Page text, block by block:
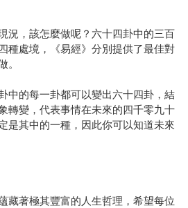
況，該怎麼做呢？六十四卦中的三百
種處境，《易經》分別提供了最佳對
。
中的每一卦都可以變出六十四卦，結
轉變，代表事情在未來的四千零九十
是其中的一種，因此你可以知道未來
藏著極其豐富的人生哲理，希望每位